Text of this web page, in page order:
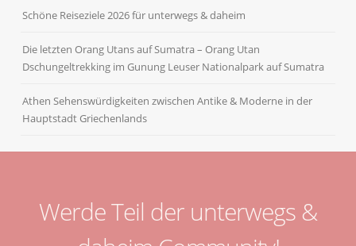
Schöne Reiseziele 2026 für unterwegs & daheim
Die letzten Orang Utans auf Sumatra – Orang Utan
Dschungeltrekking im Gunung Leuser Nationalpark auf Sumatra
Athen Sehenswürdigkeiten zwischen Antike & Moderne in der
Hauptstadt Griechenlands
Werde Teil der unterwegs &